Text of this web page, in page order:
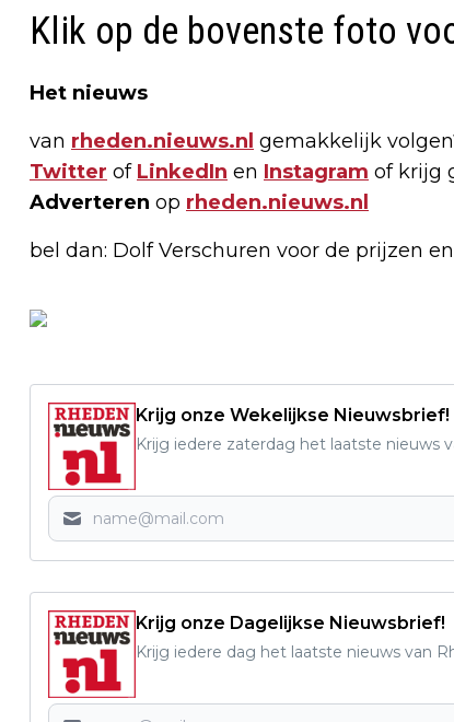
Klik op de bovenste foto
Het nieuws
van rheden.nieuws.nl gemakkelijk
Twitter of LinkedIn en Instagram of krijg
Adverteren op rheden.nieuws.nl
bel dan: Dolf Verschuren voor de prijzen
Krijg onze Wekelijkse Nieuwsbrief!
Krijg iedere zaterdag het laatste nieuws
Krijg onze Dagelijkse Nieuwsbrief!
Krijg iedere dag het laatste nieuws van